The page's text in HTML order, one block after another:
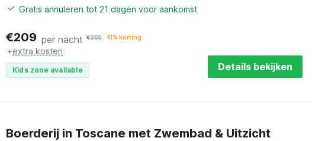
Gratis annuleren tot 21 dagen voor aankomst
€209 per nacht €365 41% korting
+extra kosten
Kids zone available Details bekijken
Boerderij in Toscane met Zwembad & Uitzicht